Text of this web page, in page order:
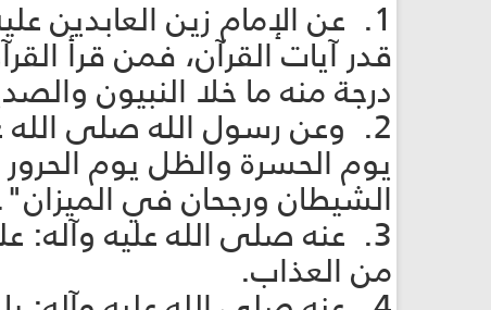
1. عن الإمام زين العابدين
قدر آيات القرآن، فمن قرأ
درجة منه ما خلا النبيون
2. وعن رسول الله صلى
يوم الحسرة والظل يوم
الشيطان ورجحان في
3. عنه صلى الله عليه وآله:
من العذاب.